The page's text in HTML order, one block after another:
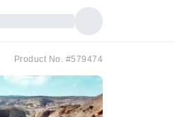
Product No. #579474